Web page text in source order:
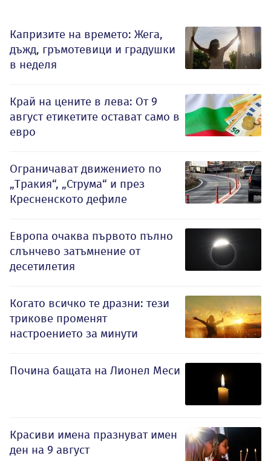
Капризите на времето: Жега,
дъжд, гръмотевици и градушки
в неделя
Край на цените в лева: От 9
август етикетите остават само в
евро
Ограничават движението по
„Тракия“, „Струма“ и през
Кресненското дефиле
Европа очаква първото пълно
слънчево затъмнение от
десетилетия
Когато всичко те дразни: тези
трикове променят
настроението за минути
Почина бащата на Лионел Меси
Красиви имена празнуват имен
ден на 9 август